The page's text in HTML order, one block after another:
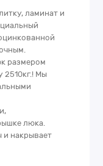
ламинат и
размером
2510кг.! Мы
люка.
и накрывает